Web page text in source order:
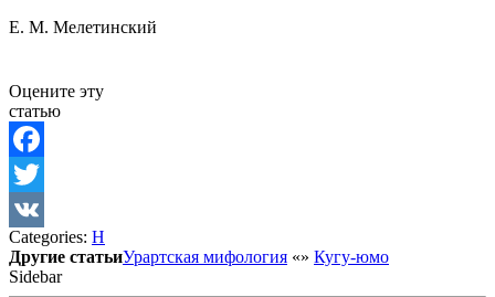
Е. М. Мелетинский
Оцените эту
статью
Facebook
Twitter
VK
Categories: Н
Другие статьиУрартская мифология «» Кугу-юмо
Sidebar